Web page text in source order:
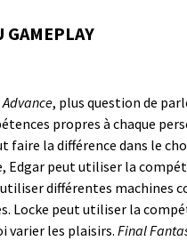
GAMEPLAY
, plus question de
propres à chaque
faire la différence dans le
Edgar peut utiliser la
différentes machines
Locke peut utiliser la
varier les plaisirs.Final